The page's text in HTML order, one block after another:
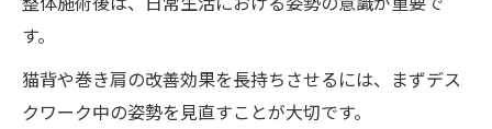
す。
猫背や巻き肩の改善効果を長持ちさせるには、まずデス
クワーク中の姿勢を見直すことが大切です。